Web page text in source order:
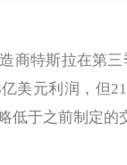
特斯拉在第三
美元利润，但
低于之前制定的